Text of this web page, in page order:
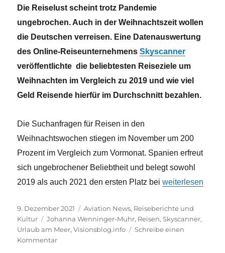
Die Reiselust scheint trotz Pandemie
ungebrochen. Auch in der Weihnachtszeit wollen
die Deutschen verreisen. Eine Datenauswertung
des Online-ReiseunternehmensSkyscanner
veröffentlichte die beliebtesten Reiseziele um
Weihnachten im Vergleich zu 2019 und wie viel
Geld Reisende hierfür im Durchschnitt bezahlen.
Die Suchanfragen für Reisen in den
Weihnachtswochen stiegen im November um 200
Prozent im Vergleich zum Vormonat. Spanien erfreut
sich ungebrochener Beliebtheit und belegt sowohl
2019 als auch 2021 den ersten Platz bei„Wohin fliegen
weiterlesen
Veröffentlicht
am
9. Dezember 2021 Kategorien
Aviation News, Reiseberichte und
Kultur
Schlagwörter
Johanna Wenninger-Muhr, Reisen,Skyscanner,
Urlaub am Meer,Visionsblog.info
Schreibe einen
Kommentarzu